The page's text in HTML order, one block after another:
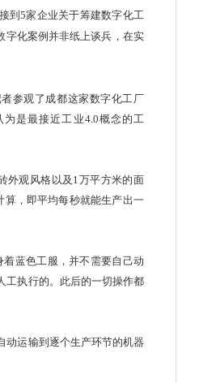
到5家企业关于筹建数字化工
字化案例并非纸上谈兵，在实
参观了成都这家数字化工厂
是最接近工业4.0概念的工
观风格以及1万平方米的面
算，即平均每秒就能生产出一
蓝色工服，并不需要自己动
工执行的。此后的一切操作都
运输到逐个生产环节的机器